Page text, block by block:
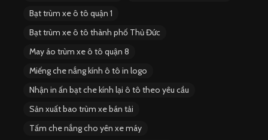
Bạt trùm xe ô tô quận 1
Bạt trùm xe ô tô thành phố Thủ Đức
May áo trùm xe ô tô quận 8
Miếng che nắng kính ô tô in logo
Nhận in ấn bạt che kính lại ô tô theo yêu cầu
Sản xuất bao trùm xe bán tải
Tấm che nắng cho yên xe máy